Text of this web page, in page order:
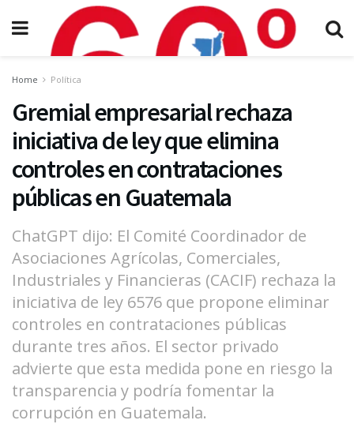
Home Política
Gremial empresarial rechaza
iniciativa de ley que elimina
controles en contrataciones
públicas en Guatemala
ChatGPT dijo: El Comité Coordinador de
Asociaciones Agrícolas, Comerciales,
Industriales y Financieras (CACIF) rechaza la
iniciativa de ley 6576 que propone eliminar
controles en contrataciones públicas
durante tres años. El sector privado
advierte que esta medida pone en riesgo la
transparencia y podría fomentar la
corrupción en Guatemala.